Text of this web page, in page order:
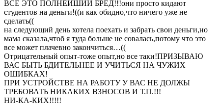
ВСЕ ЭТО ПОЛНЕЙШИЙ БРЕД!!!они просто кидают
студентов на деньги!((и как обидно,что ничего уже не
сделать((
на следующий день хотела поехать и забрать свои деньги,но
мама сказала,чтоб я туда больше не совалась,потому что это
все может плачевно закончиться…((
Отрицательный опыт-тоже опыт,но все таки!ПРИЗЫВАЮ
ВАС БЫТЬ БДИТЕЛЬНЕЕ И УЧИТЬСЯ НА ЧУЖИХ
ОШИБКАХ!
ПРИ УСТРОЙСТВЕ НА РАБОТУ У ВАС НЕ ДОЛЖЫ
ТРЕБОВАТЬ НИКАКИХ ВЗНОСОВ И Т.П.!!!
НИ-КА-КИХ!!!!!